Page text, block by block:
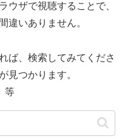
ウザで視聴することで、
違いありません。
ば、検索してみてくださ
が見つかります。
等